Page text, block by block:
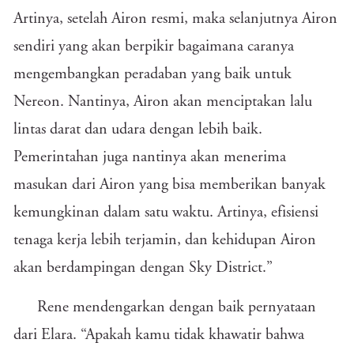
Artinya, setelah Airon resmi, maka selanjutnya Airon
sendiri yang akan berpikir bagaimana caranya
mengembangkan peradaban yang baik untuk
Nereon. Nantinya, Airon akan menciptakan lalu
lintas darat dan udara dengan lebih baik.
Pemerintahan juga nantinya akan menerima
masukan dari Airon yang bisa memberikan banyak
kemungkinan dalam satu waktu. Artinya, efisiensi
tenaga kerja lebih terjamin, dan kehidupan Airon
akan berdampingan dengan Sky District.”
Rene mendengarkan dengan baik pernyataan
dari Elara. “Apakah kamu tidak khawatir bahwa